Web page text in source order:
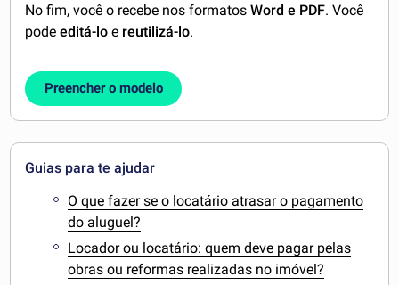
No fim, você o recebe nos formatosWord e PDF. Você
podeeditá-lo e reutilizá-lo.
Preencher o modelo
Guias para te ajudar
O que fazer se o locatário atrasar o pagamento
do aluguel?
Locador ou locatário: quem deve pagar pelas
obras ou reformas realizadas no imóvel?